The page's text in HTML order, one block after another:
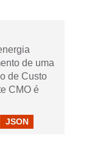
de uma
de Custo
CMO é
JSON